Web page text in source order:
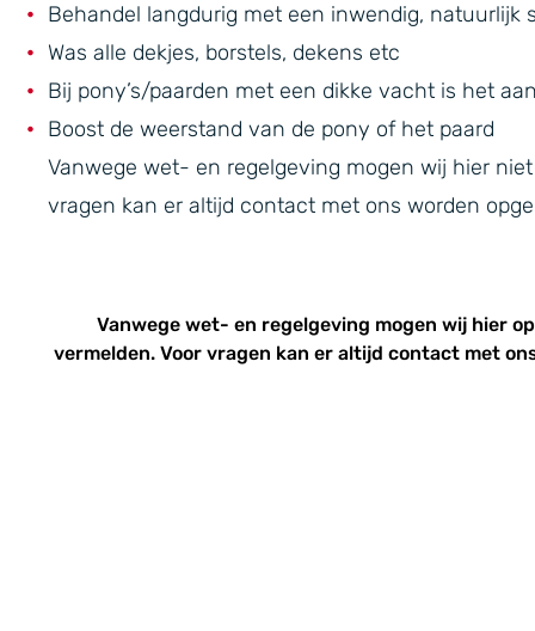
Behandel langdurig met een inwendig, natuurlijk
Was alle dekjes, borstels, dekens etc
Bij pony’s/paarden met een dikke vacht is het
Boost de weerstand van de pony of het paard
Vanwege wet- en regelgeving mogen wij hier
vragen kan er altijd contact met ons worden
Vanwege wet- en regelgeving mogen wij hier
vermelden. Voor vragen kan er altijd contactmet